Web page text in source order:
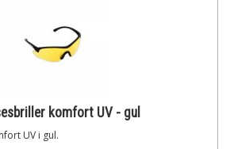
komfort UV - gul
UV i gul.